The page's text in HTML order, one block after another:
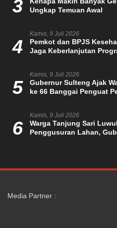
3
Ungkap Temuan Awal
4
Kamis, 9 Juli 2026
Pemkot dan BPJS
Jaga Keberlanjutan
5
Kamis, 9 Juli 2026
Gubernur Sulteng Ajak
ke 66 Banggai Penguat
6
Kamis, 9 Juli 2026
Warga Tanjung Sari
Penggusuran Lahan,
Media Partner :